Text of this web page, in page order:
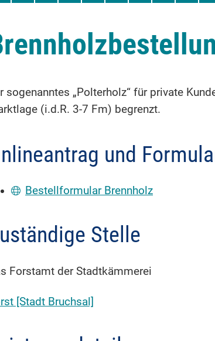
sogenanntes „Polterholz“ für private
(i.d.R. 3-7 Fm) begrenzt.
und
Bestellformular Brennholz
Stelle
Forstamt der Stadtkämmerei
[Stadt Bruchsal]